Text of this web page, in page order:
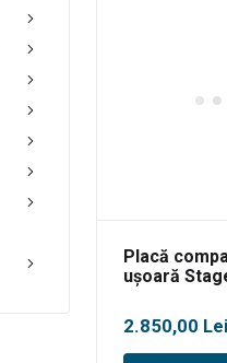
Placă
ușoară
2.850,00 Lei